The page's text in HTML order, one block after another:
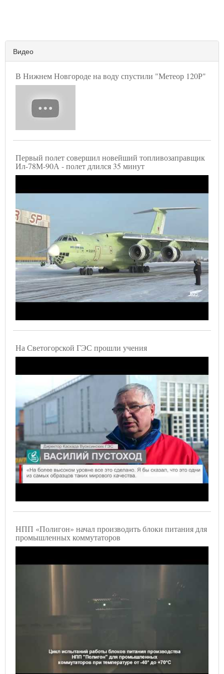
Видео
В Нижнем Новгороде на воду спустили "Метеор 120Р"
Первый полет совершил новейший топливозаправщик
Ил-78М-90А - полет длился 35 минут
На Светогорской ГЭС прошли учения
НПП «Полигон» начал производить блоки питания для
промышленных коммутаторов